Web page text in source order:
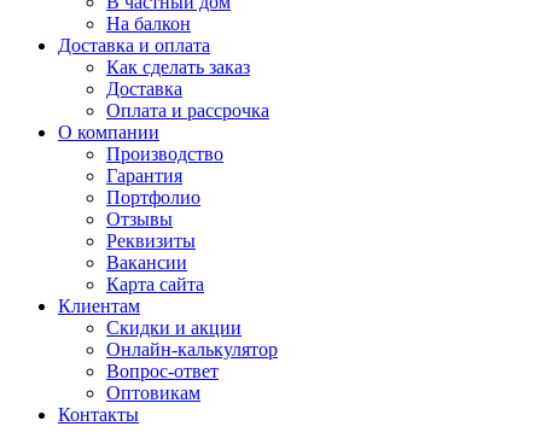
На балкон
Доставка и оплата
Как сделать заказ
Доставка
Оплата и рассрочка
О компании
Производство
Гарантия
Портфолио
Отзывы
Реквизиты
Вакансии
Карта сайта
Клиентам
Скидки и акции
Онлайн-калькулятор
Вопрос-ответ
Оптовикам
Контакты